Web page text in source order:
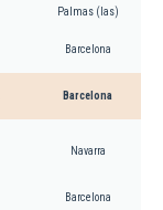
Palmas (las)
Barcelona
Barcelona
Navarra
Barcelona